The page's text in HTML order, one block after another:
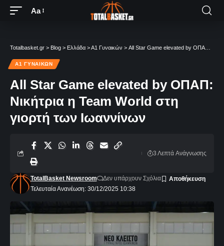
Aa
Totalbasket.gr > Blog > Ελλάδα >Α1 Γυναικών > All Star Game elevated by ΟΠΑΠ: Νικήτρια η Team World στη γιορτή των Ιωαννίνων
Α1 ΓΥΝΑΙΚΏΝ
All Star Game elevated by ΟΠΑΠ:
Νικήτρια η Team World στη
γιορτή των Ιωαννίνων
Τελευταία Ανανέωση: 30/12/2025 10:38
TotalBasket Newsroom Δεν υπάρχουν Σχόλια
3 Λεπτά Aνάγνωσης